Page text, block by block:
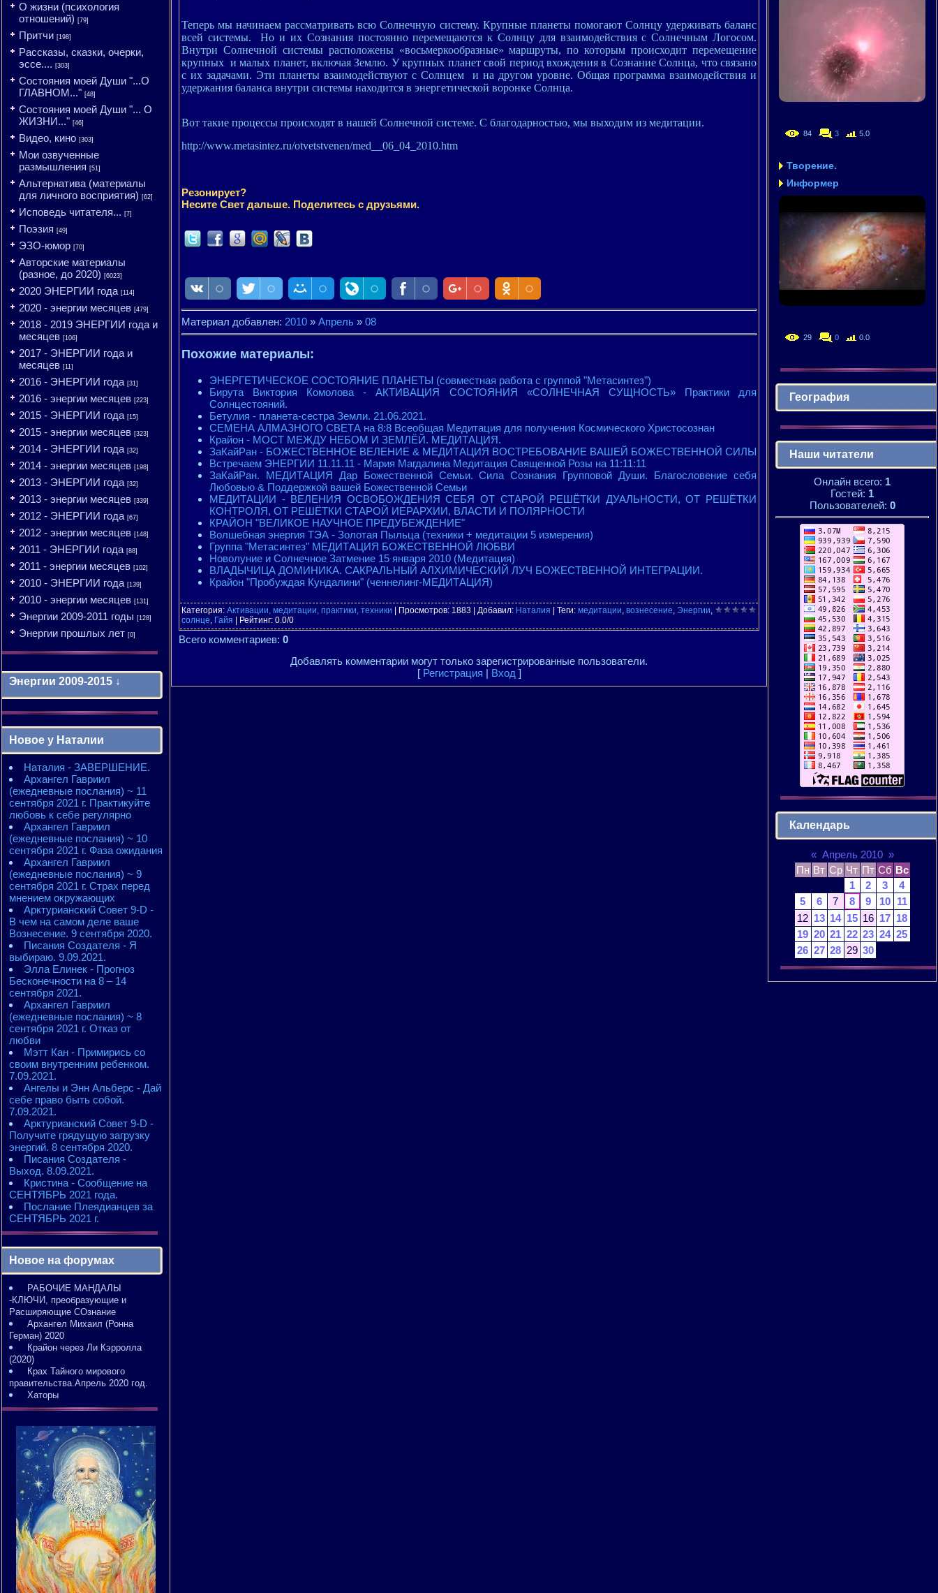
О жизни (психология
отношений) [79]
Притчи [198]
Рассказы, сказки, очерки,
эссе.... [303]
Состояния моей Души "...О
ГЛАВНОМ..." [48]
Состояния моей Души "... О
ЖИЗНИ..." [46]
Видео, кино [303]
Мои озвученные
размышления [51]
Альтернатива (материалы
для личного восприятия) [62]
Исповедь читателя... [7]
Поэзия [49]
ЭЗО-юмор [70]
Авторские материалы
(разное, до 2020) [6023]
2020 ЭНЕРГИИ года [114]
2020 - энергии месяцев [479]
2018 - 2019 ЭНЕРГИИ года и
месяцев [106]
2017 - ЭНЕРГИИ года и
месяцев [11]
2016 - ЭНЕРГИИ года [31]
2016 - энергии месяцев [223]
2015 - ЭНЕРГИИ года [15]
2015 - энергии месяцев [323]
2014 - ЭНЕРГИИ года [32]
2014 - энергии месяцев [198]
2013 - ЭНЕРГИИ года [32]
2013 - энергии месяцев [339]
2012 - ЭНЕРГИИ года [67]
2012 - энергии месяцев [148]
2011 - ЭНЕРГИИ года [88]
2011 - энергии месяцев [102]
2010 - ЭНЕРГИИ года [139]
2010 - энергии месяцев [131]
Энергии 2009-2011 годы [128]
Энергии прошлых лет [0]
Энергии 2009-2015 ↓
2010 - энергии месяцев
2010 - ЭНЕРГИИ года
2011 - энергии месяцев
2011 - ЭНЕРГИИ года
2012 - энергии месяцев
2012 - ЭНЕРГИИ года
2013 - энергии месяцев
2013 - ЭНЕРГИИ года
2014 - энергии месяцев
2014 - ЭНЕРГИИ года
2015 - энергии месяцев
2015 - ЭНЕРГИИ года
Новое у Наталии
Наталия - ЗАВЕРШЕНИЕ.
Архангел Гавриил
(ежедневные послания) ~ 11
сентября 2021 г. Практикуйте
любовь к себе регулярно
Архангел Гавриил
(ежедневные послания) ~ 10
сентября 2021 г. Фаза ожидания
Архангел Гавриил
(ежедневные послания) ~ 9
сентября 2021 г. Страх перед
мнением окружающих
Арктурианский Совет 9-D -
В чем на самом деле ваше
Вознесение. 9 сентября 2020.
Писания Создателя - Я
выбираю. 9.09.2021.
Элла Елинек - Прогноз
Бесконечности на 8 – 14
сентября 2021.
Архангел Гавриил
(ежедневные послания) ~ 8
сентября 2021 г. Отказ от
любви
Мэтт Кан - Примирись со
своим внутренним ребенком.
7.09.2021.
Ангелы и Энн Альберс - Дай
себе право быть собой.
7.09.2021.
Арктурианский Совет 9-D -
Получите грядущую загрузку
энергий. 8 сентября 2020.
Писания Создателя -
Выход. 8.09.2021.
Кристина - Сообщение на
СЕНТЯБРЬ 2021 года.
Послание Плеядианцев за
СЕНТЯБРЬ 2021 г.
Новое на форумах
РАБОЧИЕ МАНДАЛЫ
-КЛЮЧИ, преобразующие и
Расширяющие СОзнание
Архангел Михаил (Ронна
Герман) 2020
Крайон через Ли Кэрролла
(2020)
Крах Тайного мирового
правительства.Апрель 2020 год.
Хаторы
Теперь мы начинаем рассматривать всю Солнечную систему. Крупные планеты помогают Солнцу удерживать баланс
всей системы. Но и их Сознания постоянно перемещаются к Солнцу для взаимодействия с Солнечным Логосом.
Внутри Солнечной системы расположены «восьмеркообразные» маршруты, по которым происходит перемещение
крупных и малых планет, включая Землю. У крупных планет свой период вхождения в Сознание Солнца, что связано
с их задачами. Эти планеты взаимодействуют с Солнцем и на другом уровне. Общая программа взаимодействия и
удержания баланса внутри системы находится в энергетической воронке Солнца.
Вот такие процессы происходят в нашей Солнечной системе. С благодарностью, мы выходим из медитации.
http://www.metasintez.ru/otvetstvenen/med__06_04_2010.htm
Резонирует?
Несите Свет дальше. Поделитесь с друзьями.
Материал добавлен: 2010 » Апрель » 08
Похожие материалы:
ЭНЕРГЕТИЧЕСКОЕ СОСТОЯНИЕ ПЛАНЕТЫ (совместная работа с группой "Метасинтез")
Бирута Виктория Комолова - АКТИВАЦИЯ СОСТОЯНИЯ «СОЛНЕЧНАЯ СУЩНОСТЬ» Практики для
Солнцестояний.
Бетулия - планета-сестра Земли. 21.06.2021.
СЕМЕНА АЛМАЗНОГО СВЕТА на 8:8 Всеобщая Медитация для получения Космического Христосознан
Крайон - МОСТ МЕЖДУ НЕБОМ И ЗЕМЛЁЙ. МЕДИТАЦИЯ.
ЗаКайРан - БОЖЕСТВЕННОЕ ВЕЛЕНИЕ & МЕДИТАЦИЯ ВОСТРЕБОВАНИЕ ВАШЕЙ БОЖЕСТВЕННОЙ СИЛЫ
Встречаем ЭНЕРГИИ 11.11.11 - Мария Магдалина Медитация Священной Розы на 11:11:11
ЗаКайРан. МЕДИТАЦИЯ Дар Божественной Семьи. Сила Сознания Групповой Души. Благословение себя
Любовью & Поддержкой вашей Божественной Семьи
МЕДИТАЦИИ - ВЕЛЕНИЯ ОСВОБОЖДЕНИЯ СЕБЯ ОТ СТАРОЙ РЕШЁТКИ ДУАЛЬНОСТИ, ОТ РЕШЁТКИ
КОНТРОЛЯ, ОТ РЕШЁТКИ СТАРОЙ ИЕРАРХИИ, ВЛАСТИ И ПОЛЯРНОСТИ
КРАЙОН "ВЕЛИКОЕ НАУЧНОЕ ПРЕДУБЕЖДЕНИЕ"
Волшебная энергия ТЭА - Золотая Пыльца (техники + медитации 5 измерения)
Группа "Метасинтез" МЕДИТАЦИЯ БОЖЕСТВЕННОЙ ЛЮБВИ
Новолуние и Солнечное Затмение 15 января 2010 (Медитация)
ВЛАДЫЧИЦА ДОМИНИКА. САКРАЛЬНЫЙ АЛХИМИЧЕСКИЙ ЛУЧ БОЖЕСТВЕННОЙ ИНТЕГРАЦИИ.
Крайон "Пробуждая Кундалини" (ченнелинг-МЕДИТАЦИЯ)
Категория: Активации, медитации, практики, техники Просмотров: 1883 | Добавил: Наталия Теги: медитации, вознесение, Энергии,
солнце, Гайя Рейтинг: 0.0/0
Всего комментариев: 0
Добавлять комментарии могут только зарегистрированные пользователи.
[ Регистрация | Вход ]
84 3 5.0
Творение.
Информер
29 0 0.0
География
Наши читатели
Онлайн всего: 1
Гостей: 1
Пользователей: 0
Календарь
« Апрель 2010 »
Пн Вт Ср Чт Пт Сб Вс
1
2 3
4
5
6 7 8 9 10
11
12 13 14 15 16 17 18
19 20 21 22 23 24 25
26 27 28 29 30